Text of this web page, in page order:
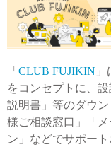
Cv値・流量計
バルブと継手
説明会・講習会
「 CLUB FUJIKIN
をコンセプトに、
説明書」等のダウ
様ご相談窓口」「
ン」などでサポート